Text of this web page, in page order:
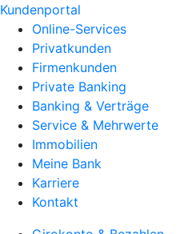
Kundenportal
Online-Services
Privatkunden
Firmenkunden
Private Banking
Banking & Verträge
Service & Mehrwerte
Immobilien
Meine Bank
Karriere
Kontakt